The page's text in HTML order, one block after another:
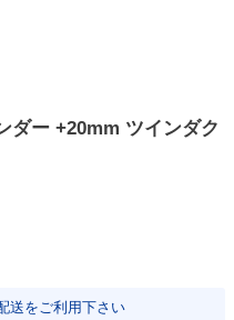
ダー +20mm ツインダク
送をご利用下さい